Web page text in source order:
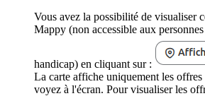
Vous avez la possibilité de visualiser
Mappy (non accessible aux
handicap) en cliquant sur :
La carte affiche uniquement les
voyez à l'écran. Pour visualiser les